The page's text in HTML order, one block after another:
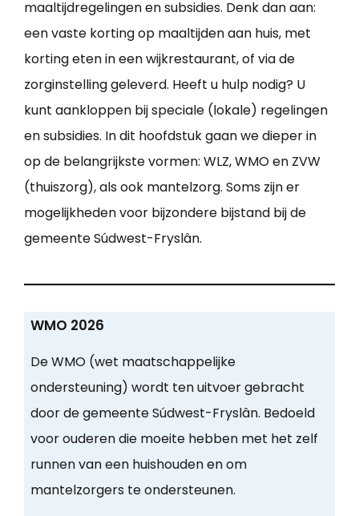
maaltijdregelingen en subsidies. Denk dan aan:
een vaste korting op maaltijden aan huis, met
korting eten in een wijkrestaurant, of via de
zorginstelling geleverd. Heeft u hulp nodig? U
kunt aankloppen bij speciale (lokale) regelingen
en subsidies. In dit hoofdstuk gaan we dieper in
op de belangrijkste vormen: WLZ, WMO en ZVW
(thuiszorg), als ook mantelzorg. Soms zijn er
mogelijkheden voor bijzondere bijstand bij de
gemeente Súdwest-Fryslân.
WMO 2026
De WMO (wet maatschappelijke
ondersteuning) wordt ten uitvoer gebracht
door de gemeente Súdwest-Fryslân. Bedoeld
voor ouderen die moeite hebben met het zelf
runnen van een huishouden en om
mantelzorgers te ondersteunen.